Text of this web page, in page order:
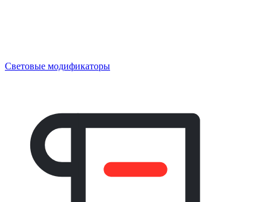
Световые модификаторы